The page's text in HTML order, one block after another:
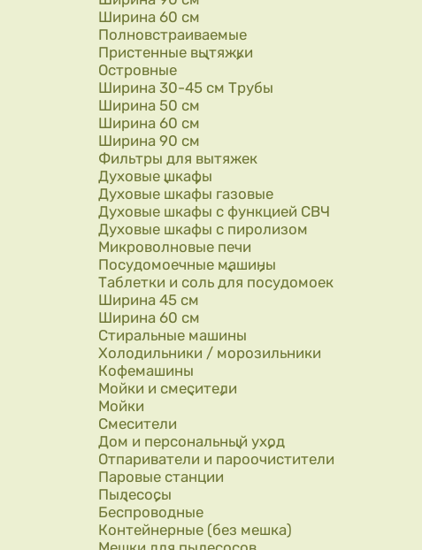
Ширина 60 см
Полновстраиваемые
Пристенные вытяжки
Островные
Ширина 30-45 см Трубы
Ширина 50 см
Ширина 60 см
Ширина 90 см
Фильтры для вытяжек
Духовые шкафы
Духовые шкафы газовые
Духовые шкафы с функцией СВЧ
Духовые шкафы с пиролизом
Микроволновые печи
Посудомоечные машины
Таблетки и соль для посудомоек
Ширина 45 см
Ширина 60 см
Стиральные машины
Холодильники / морозильники
Кофемашины
Мойки и смесители
Мойки
Смесители
Дом и персональный уход
Отпариватели и пароочистители
Паровые станции
Пылесосы
Беспроводные
Контейнерные (без мешка)